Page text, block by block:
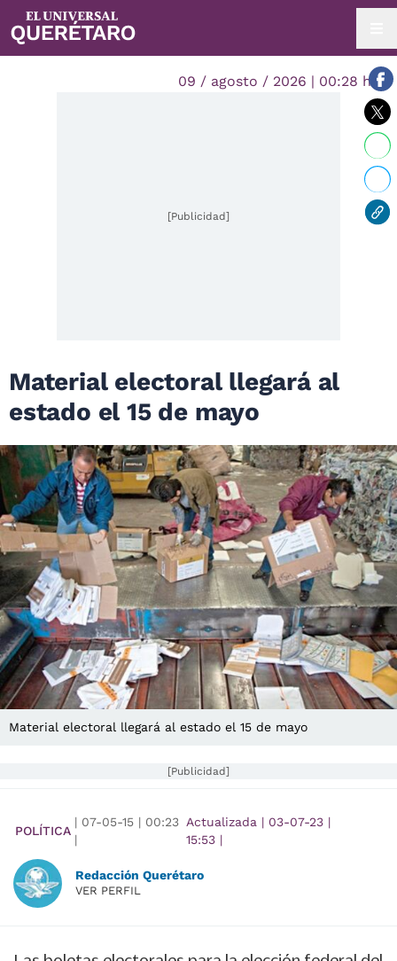
09 / agosto / 2026 | 00:28 hrs.
[Publicidad]
Material electoral llegará al
estado el 15 de mayo
Material electoral llegará al estado el 15 de mayo
[Publicidad]
POLÍTICA
| 07-05-15 | 00:23
|
Actualizada | 03-07-23 |
15:53 |
Redacción Querétaro
VER PERFIL